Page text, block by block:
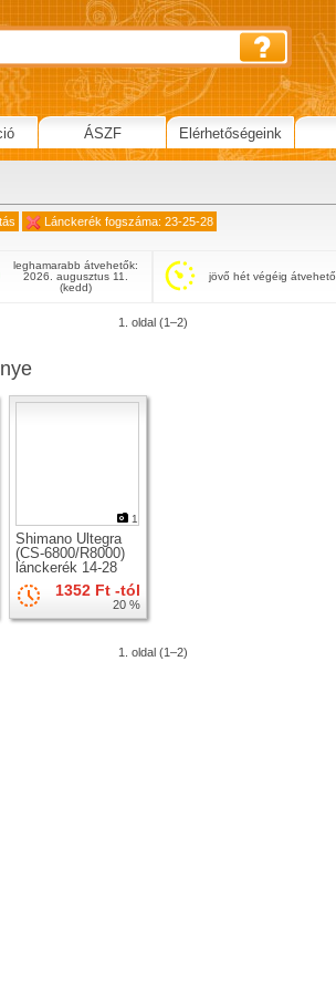
Lánckerék fogszáma: 23-25-28
leghamarabb átvehetők:
2026. augusztus 11.
(kedd)
jövő hét végéig átvehető
1. oldal (1–2)
1
Shimano Ultegra
(CS-6800/R8000)
lánckerék 14-28
fogkiosztású
fogaskoszorúhoz
1352 Ft -tól
20 %
1. oldal (1–2)
ÁSZF Elérhetőségeink